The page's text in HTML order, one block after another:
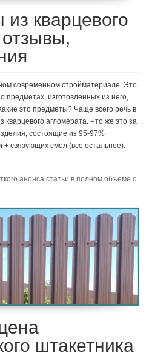
кварцевого
современном стройматериале. Это
предметах, изготовленных из него,
это предметы? Чаще всего речь в
кварцевого агломерата. Что же это за
состоящие из 95-97%
+ связующих смол (все остальное).
анонса статьи в полном объеме с
штакетника